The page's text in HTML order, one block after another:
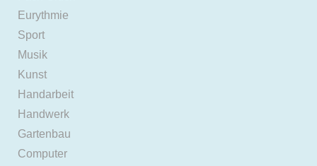
Eurythmie
Sport
Musik
Kunst
Handarbeit
Handwerk
Gartenbau
Computer